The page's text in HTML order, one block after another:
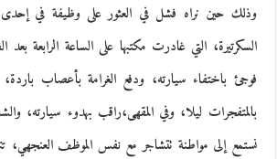
وذلك حين نراه فشل في العثور على وظيفة في
السكرتيرة، التي غادرت مكتبها على الساعة الرابعة بعد
فوجئ باختفاء سيارته، ودفع الغرامة بأعصاب
بالمتفجرات ليلا، وفي المقهى،راقب بهدوء سيارته،
نستمع إلى مواطنة تتشاجر مع نفس الموظف العنجهي،